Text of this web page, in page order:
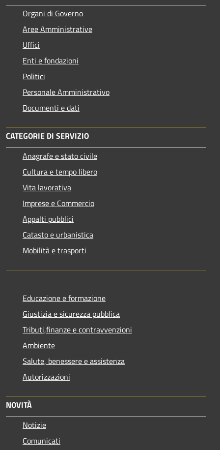
Organi di Governo
Aree Amministrative
Uffici
Enti e fondazioni
Politici
Personale Amministrativo
Documenti e dati
CATEGORIE DI SERVIZIO
Anagrafe e stato civile
Cultura e tempo libero
Vita lavorativa
Imprese e Commercio
Appalti pubblici
Catasto e urbanistica
Mobilità e trasporti
Educazione e formazione
Giustizia e sicurezza pubblica
Tributi,finanze e contravvenzioni
Ambiente
Salute, benessere e assistenza
Autorizzazioni
NOVITÀ
Notizie
Comunicati